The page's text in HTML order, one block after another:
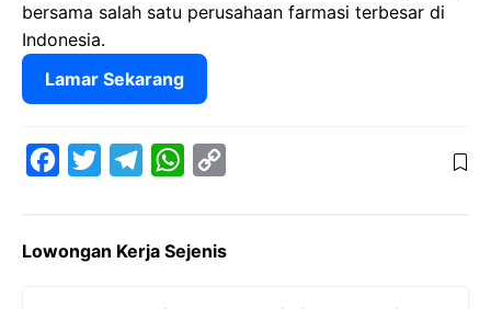
bersama salah satu perusahaan farmasi terbesar di
Indonesia.
Lamar Sekarang
e
t
e
W
t
y
Lowongan Kerja Sejenis